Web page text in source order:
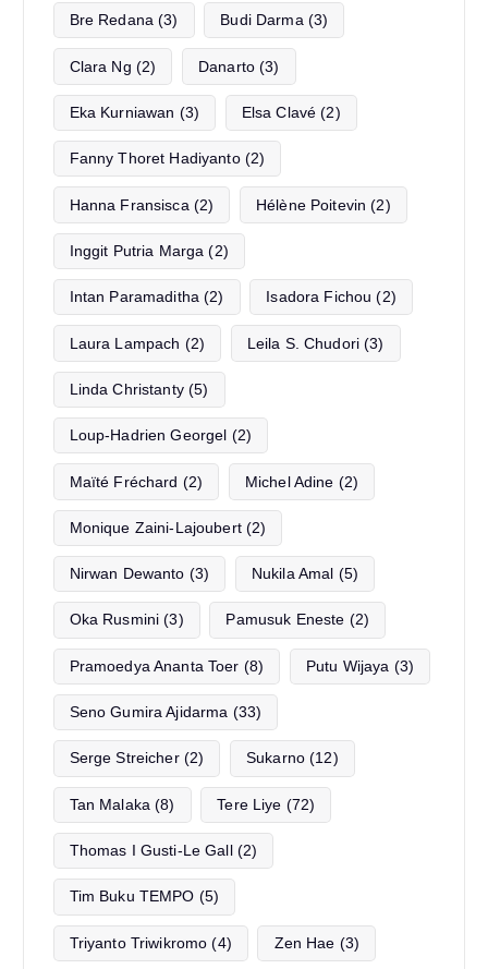
Bre Redana (3) Budi Darma(3)
Clara Ng (2) Danarto (3)
Eka Kurniawan (3) Elsa Clavé (2)
Fanny Thoret Hadiyanto(2)
Hanna Fransisca (2) Hélène Poitevin (2)
Inggit Putria Marga (2)
Intan Paramaditha (2) Isadora Fichou (2)
Laura Lampach (2) Leila S. Chudori(3)
Linda Christanty(5)
Loup-Hadrien Georgel (2)
Maïté Fréchard (2) Michel Adine (2)
Monique Zaini-Lajoubert(2)
Nirwan Dewanto (3) Nukila Amal (5)
Oka Rusmini (3) Pamusuk Eneste (2)
Pramoedya Ananta Toer (8) Putu Wijaya (3)
Seno Gumira Ajidarma (33)
Serge Streicher(2) Sukarno(12)
Tan Malaka (8) Tere Liye (72)
Thomas I Gusti-Le Gall(2)
Tim Buku TEMPO (5)
Triyanto Triwikromo (4) Zen Hae (3)